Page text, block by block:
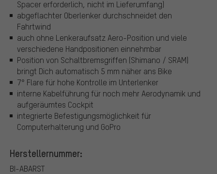
Spacer erforderlich, nicht im Lieferumfang)
abgeflachter Oberlenker durchschneidet den
Fahrtwind
auch ohne Lenkeraufsatz Aero-Position und viele
verschiedene Handpositionen einnehmbar
Position von Schaltbremsgriffen (Shimano / SRAM)
bringt Dich automatisch 5 mm näher ans Bike
7° Flare für hohe Kontrolle im Unterlenker
interne Kabelführung für noch mehr Aerodynamik und
aufgeräumtes Cockpit
integrierte Befestigungsmöglichkeit für
Computerhalterung und GoPro
Herstellernummer:
BI-ABARST